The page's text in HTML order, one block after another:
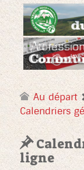
Au départ
Calendriers
ligne